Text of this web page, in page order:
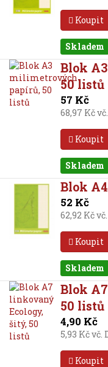
Koupit
Skladem
Blok
50 listů
57 Kč
68,97 Kč
Koupit
Skladem
Blok
52 Kč
62,92 Kč
Koupit
Skladem
Blok
50 listů
4,90 Kč
5,93 Kč vč.
Koupit